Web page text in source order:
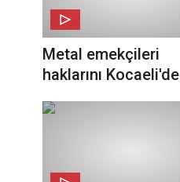
Metal emekçileri
haklarını Kocaeli'de